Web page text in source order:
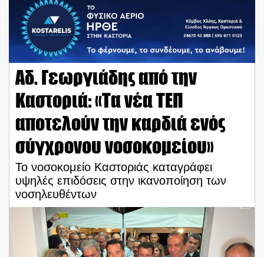
Αδ. Γεωργιάδης από την
Καστοριά: «Τα νέα ΤΕΠ
αποτελούν την καρδιά ενός
σύγχρονου νοσοκομείου»
Το νοσοκομείο Καστοριάς καταγράφει
υψηλές επιδόσεις στην ικανοποίηση των
νοσηλευθέντων